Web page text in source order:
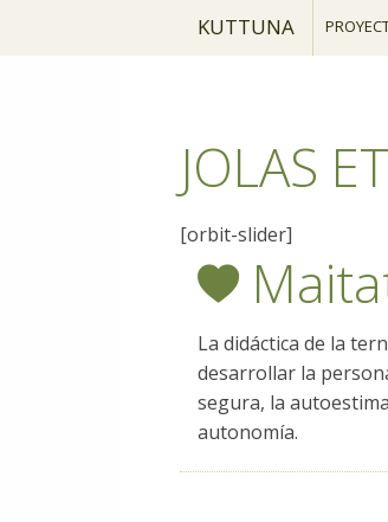
KUTTUNA
JOLAS
[orbit-slider]
La didáctica de la
desarrollar la
segura, la
autonomía.